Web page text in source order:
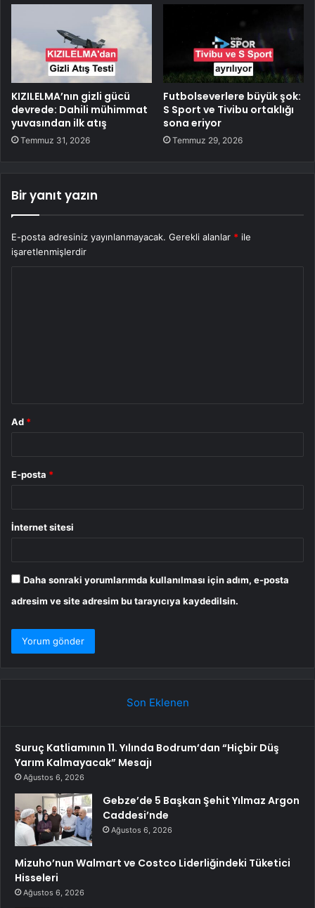
KIZILELMA’nın gizli gücü
devrede: Dahili mühimmat
yuvasından ilk atış
Temmuz 31, 2026
Futbolseverlere büyük şok:
S Sport ve Tivibu ortaklığı
sona eriyor
Temmuz 29, 2026
Bir yanıt yazın
E-posta adresiniz yayınlanmayacak. Gerekli alanlar * ile
işaretlenmişlerdir
Ad *
E-posta *
İnternet sitesi
Daha sonraki yorumlarımda kullanılması için adım, e-posta
adresim ve site adresim bu tarayıcıya kaydedilsin.
Son Eklenen
Suruç Katliamının 11. Yılında Bodrum’dan “Hiçbir Düş
Yarım Kalmayacak” Mesajı
Ağustos 6, 2026
Gebze’de 5 Başkan Şehit Yılmaz Argon
Caddesi’nde
Ağustos 6, 2026
Mizuho’nun Walmart ve Costco Liderliğindeki Tüketici
Hisseleri
Ağustos 6, 2026